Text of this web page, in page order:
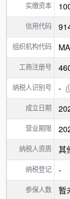
实缴资本
信用代码
组织机构代码
工商注册号
纳税人识别号 -
成立日期
营业期限
纳税人资质 其
纳税登记 -
参保人数 暂